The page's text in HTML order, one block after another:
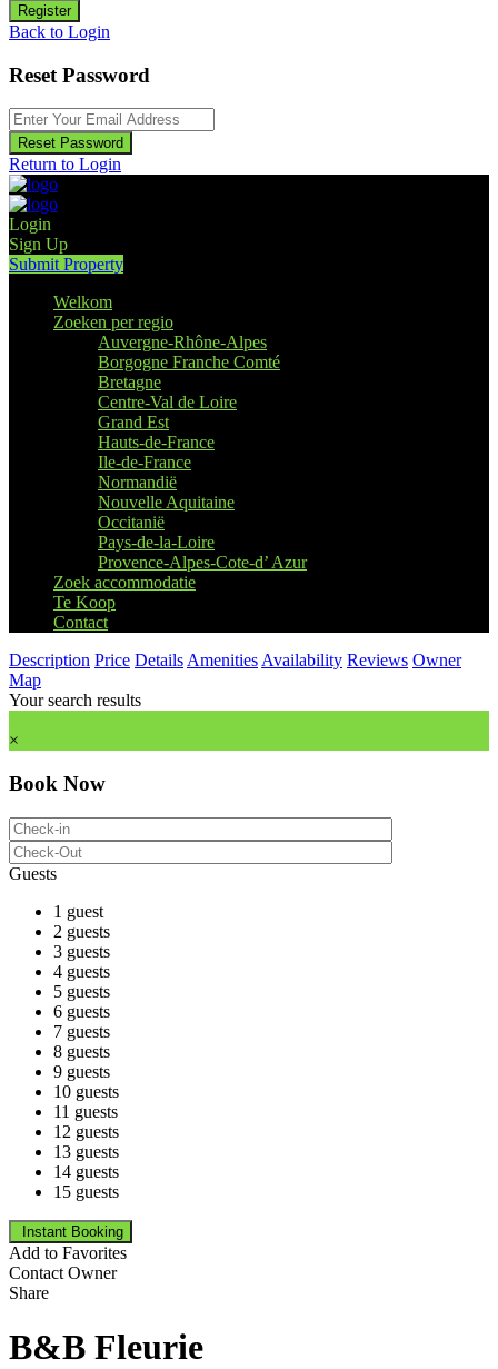
Register
Back to Login
Reset Password
Reset Password
Return to Login
Login
Sign Up
Submit Property
Welkom
Zoeken per regio
Auvergne-Rhône-Alpes
Borgogne Franche Comté
Bretagne
Centre-Val de Loire
Grand Est
Hauts-de-France
Ile-de-France
Normandië
Nouvelle Aquitaine
Occitanië
Pays-de-la-Loire
Provence-Alpes-Cote-d’ Azur
Zoek accommodatie
Te Koop
Contact
Description Price Details Amenities Availability Reviews Owner
Map
Your search results
×
Book Now
Guests
1 guest
2 guests
3 guests
4 guests
5 guests
6 guests
7 guests
8 guests
9 guests
10 guests
11 guests
12 guests
13 guests
14 guests
15 guests
Add to Favorites
Contact Owner
Share
B&B Fleurie